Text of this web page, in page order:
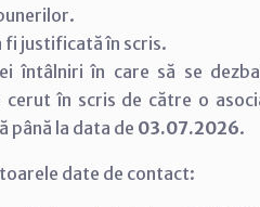
fi justificată în scris.
întâlniri în care să se
în scris de către o
până la data de 03.07.2026.
date de contact: